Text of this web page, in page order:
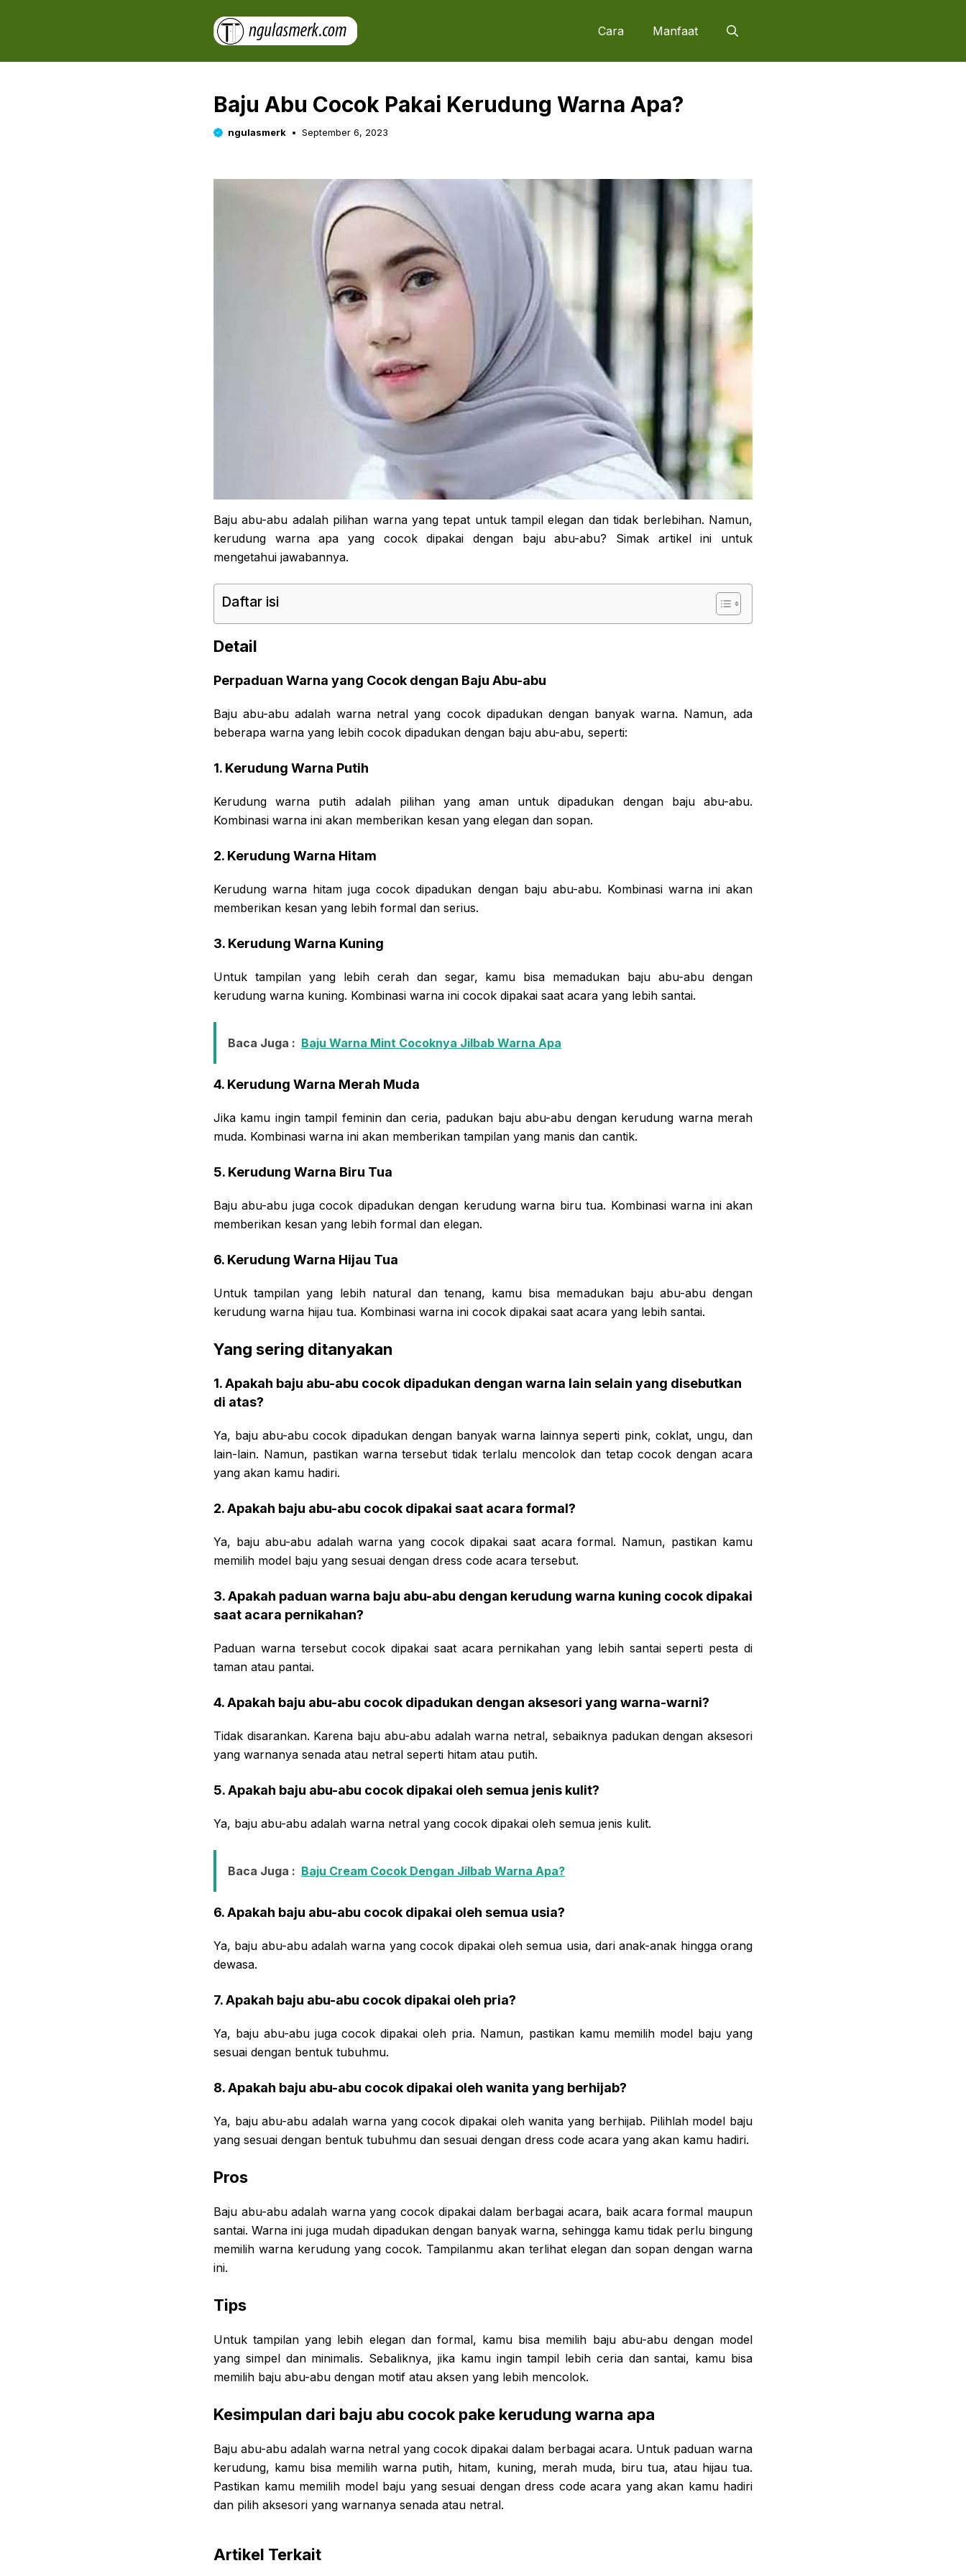
Cara Manfaat
Baju Abu Cocok Pakai Kerudung Warna Apa?
ngulasmerk September 6, 2023
Baju abu-abu adalah pilihan warna yang tepat untuk tampil elegan dan tidak berlebihan. Namun,
kerudung warna apa yang cocok dipakai dengan baju abu-abu? Simak artikel ini untuk
mengetahui jawabannya.
Daftar isi
Detail
Perpaduan Warna yang Cocok dengan Baju Abu-abu
Baju abu-abu adalah warna netral yang cocok dipadukan dengan banyak warna. Namun, ada
beberapa warna yang lebih cocok dipadukan dengan baju abu-abu, seperti:
1. Kerudung Warna Putih
Kerudung warna putih adalah pilihan yang aman untuk dipadukan dengan baju abu-abu.
Kombinasi warna ini akan memberikan kesan yang elegan dan sopan.
2. Kerudung Warna Hitam
Kerudung warna hitam juga cocok dipadukan dengan baju abu-abu. Kombinasi warna ini akan
memberikan kesan yang lebih formal dan serius.
3. Kerudung Warna Kuning
Untuk tampilan yang lebih cerah dan segar, kamu bisa memadukan baju abu-abu dengan
kerudung warna kuning. Kombinasi warna ini cocok dipakai saat acara yang lebih santai.
Baca Juga : Baju Warna Mint Cocoknya Jilbab Warna Apa
4. Kerudung Warna Merah Muda
Jika kamu ingin tampil feminin dan ceria, padukan baju abu-abu dengan kerudung warna merah
muda. Kombinasi warna ini akan memberikan tampilan yang manis dan cantik.
5. Kerudung Warna Biru Tua
Baju abu-abu juga cocok dipadukan dengan kerudung warna biru tua. Kombinasi warna ini akan
memberikan kesan yang lebih formal dan elegan.
6. Kerudung Warna Hijau Tua
Untuk tampilan yang lebih natural dan tenang, kamu bisa memadukan baju abu-abu dengan
kerudung warna hijau tua. Kombinasi warna ini cocok dipakai saat acara yang lebih santai.
Yang sering ditanyakan
1. Apakah baju abu-abu cocok dipadukan dengan warna lain selain yang disebutkan
di atas?
Ya, baju abu-abu cocok dipadukan dengan banyak warna lainnya seperti pink, coklat, ungu, dan
lain-lain. Namun, pastikan warna tersebut tidak terlalu mencolok dan tetap cocok dengan acara
yang akan kamu hadiri.
2. Apakah baju abu-abu cocok dipakai saat acara formal?
Ya, baju abu-abu adalah warna yang cocok dipakai saat acara formal. Namun, pastikan kamu
memilih model baju yang sesuai dengan dress code acara tersebut.
3. Apakah paduan warna baju abu-abu dengan kerudung warna kuning cocok dipakai
saat acara pernikahan?
Paduan warna tersebut cocok dipakai saat acara pernikahan yang lebih santai seperti pesta di
taman atau pantai.
4. Apakah baju abu-abu cocok dipadukan dengan aksesori yang warna-warni?
Tidak disarankan. Karena baju abu-abu adalah warna netral, sebaiknya padukan dengan aksesori
yang warnanya senada atau netral seperti hitam atau putih.
5. Apakah baju abu-abu cocok dipakai oleh semua jenis kulit?
Ya, baju abu-abu adalah warna netral yang cocok dipakai oleh semua jenis kulit.
Baca Juga : Baju Cream Cocok Dengan Jilbab Warna Apa?
6. Apakah baju abu-abu cocok dipakai oleh semua usia?
Ya, baju abu-abu adalah warna yang cocok dipakai oleh semua usia, dari anak-anak hingga orang
dewasa.
7. Apakah baju abu-abu cocok dipakai oleh pria?
Ya, baju abu-abu juga cocok dipakai oleh pria. Namun, pastikan kamu memilih model baju yang
sesuai dengan bentuk tubuhmu.
8. Apakah baju abu-abu cocok dipakai oleh wanita yang berhijab?
Ya, baju abu-abu adalah warna yang cocok dipakai oleh wanita yang berhijab. Pilihlah model baju
yang sesuai dengan bentuk tubuhmu dan sesuai dengan dress code acara yang akan kamu hadiri.
Pros
Baju abu-abu adalah warna yang cocok dipakai dalam berbagai acara, baik acara formal maupun
santai. Warna ini juga mudah dipadukan dengan banyak warna, sehingga kamu tidak perlu bingung
memilih warna kerudung yang cocok. Tampilanmu akan terlihat elegan dan sopan dengan warna
ini.
Tips
Untuk tampilan yang lebih elegan dan formal, kamu bisa memilih baju abu-abu dengan model
yang simpel dan minimalis. Sebaliknya, jika kamu ingin tampil lebih ceria dan santai, kamu bisa
memilih baju abu-abu dengan motif atau aksen yang lebih mencolok.
Kesimpulan dari baju abu cocok pake kerudung warna apa
Baju abu-abu adalah warna netral yang cocok dipakai dalam berbagai acara. Untuk paduan warna
kerudung, kamu bisa memilih warna putih, hitam, kuning, merah muda, biru tua, atau hijau tua.
Pastikan kamu memilih model baju yang sesuai dengan dress code acara yang akan kamu hadiri
dan pilih aksesori yang warnanya senada atau netral.
Artikel Terkait